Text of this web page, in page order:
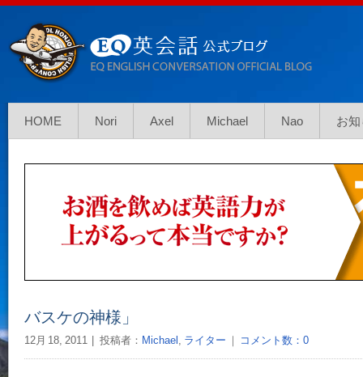
HOME Nori Axel Michael Nao お
バスケの神様」
12月 18, 2011 投稿者： Michael , ライター ｜ コメント数：0